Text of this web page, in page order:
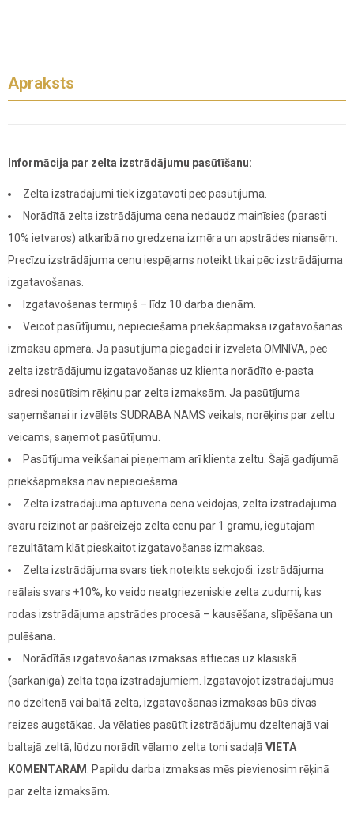
Apraksts
Informācija par zelta izstrādājumu pasūtīšanu:
Zelta izstrādājumi tiek izgatavoti pēc pasūtījuma.
Norādītā zelta izstrādājuma cena nedaudz mainīsies (parasti
10% ietvaros) atkarībā no gredzena izmēra un apstrādes niansēm.
Precīzu izstrādājuma cenu iespējams noteikt tikai pēc izstrādājuma
izgatavošanas.
Izgatavošanas termiņš – līdz 10 darba dienām.
Veicot pasūtījumu, nepieciešama priekšapmaksa izgatavošanas
izmaksu apmērā. Ja pasūtījuma piegādei ir izvēlēta OMNIVA, pēc
zelta izstrādājumu izgatavošanas uz klienta norādīto e-pasta
adresi nosūtīsim rēķinu par zelta izmaksām. Ja pasūtījuma
saņemšanai ir izvēlēts SUDRABA NAMS veikals, norēķins par zeltu
veicams, saņemot pasūtījumu.
Pasūtījuma veikšanai pieņemam arī klienta zeltu. Šajā gadījumā
priekšapmaksa nav nepieciešama.
Zelta izstrādājuma aptuvenā cena veidojas, zelta izstrādājuma
svaru reizinot ar pašreizējo zelta cenu par 1 gramu, iegūtajam
rezultātam klāt pieskaitot izgatavošanas izmaksas.
Zelta izstrādājuma svars tiek noteikts sekojoši: izstrādājuma
reālais svars +10%, ko veido neatgriezeniskie zelta zudumi, kas
rodas izstrādājuma apstrādes procesā – kausēšana, slīpēšana un
pulēšana.
Norādītās izgatavošanas izmaksas attiecas uz klasiskā
(sarkanīgā) zelta toņa izstrādājumiem. Izgatavojot izstrādājumus
no dzeltenā vai baltā zelta, izgatavošanas izmaksas būs divas
reizes augstākas. Ja vēlaties pasūtīt izstrādājumu dzeltenajā vai
baltajā zeltā, lūdzu norādīt vēlamo zelta toni sadaļā VIETA
KOMENTĀRAM . Papildu darba izmaksas mēs pievienosim rēķinā
par zelta izmaksām.